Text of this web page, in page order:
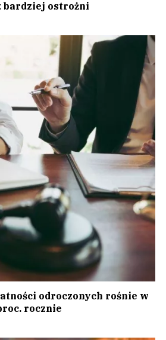
ostrożni
odroczonych rośnie w
rocznie